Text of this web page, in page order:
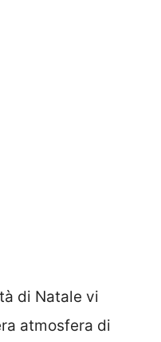
di Natale vi
atmosfera di